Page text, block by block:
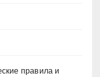
правила и